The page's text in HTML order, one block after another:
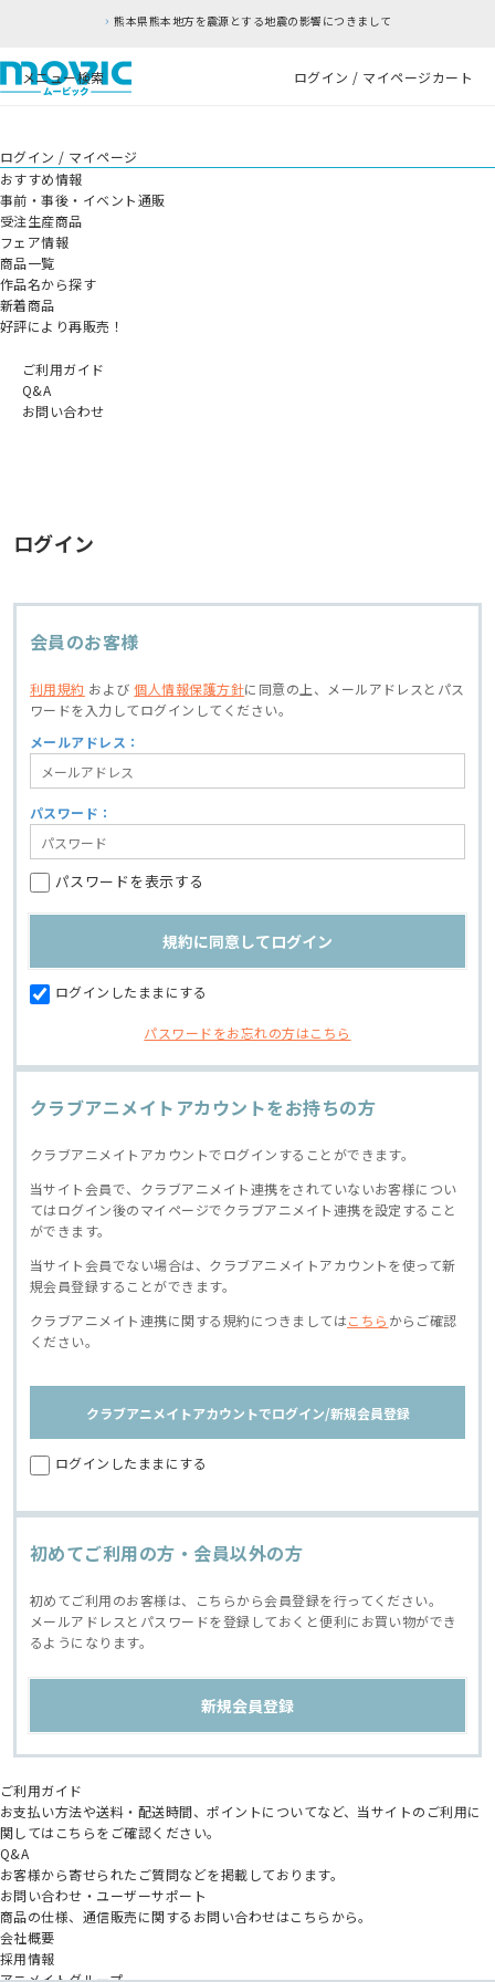
熊本県熊本地方を震源とする地震の影響につきまして
メニュー検索 ログイン / マイページカート
ログイン / マイページ
おすすめ情報
事前・事後・イベント通販
受注生産商品
フェア情報
商品一覧
作品名から探す
新着商品
好評により再販売！
ご利用ガイド
Q&A
お問い合わせ
ログイン
会員のお客様
利用規約 および個人情報保護方針に同意の上、
メールアドレスとパス
ワードを入力してログインしてください。
メールアドレス：
パスワード：
パスワードを表示する
ログインしたままにする
パスワードをお忘れの方はこちら
クラブアニメイトアカウントをお持ちの方
クラブアニメイトアカウントでログインすることができます。
当サイト会員で、クラブアニメイト連携をされていないお客様につい
てはログイン後のマイページでクラブアニメイト連携を設定すること
ができます。
当サイト会員でない場合は、クラブアニメイトアカウントを使って新
規会員登録することができます。
クラブアニメイト連携に関する規約につきましてはこちら からご確認
ください。
クラブアニメイトアカウントでログイン/新規会員登録
ログインしたままにする
初めてご利用の方・会員以外の方
初めてご利用のお客様は、こちらから会員登録を行ってください。
メールアドレスとパスワードを登録しておくと便利にお買い物ができ
るようになります。
ご利用ガイド
お支払い方法や送料・配送時間、ポイントについてなど、当サイトのご利用に
関してはこちらをご確認ください。
Q&A
お客様から寄せられたご質問などを掲載しております。
お問い合わせ・ユーザーサポート
商品の仕様、通信販売に関するお問い合わせはこちらから。
会社概要
採用情報